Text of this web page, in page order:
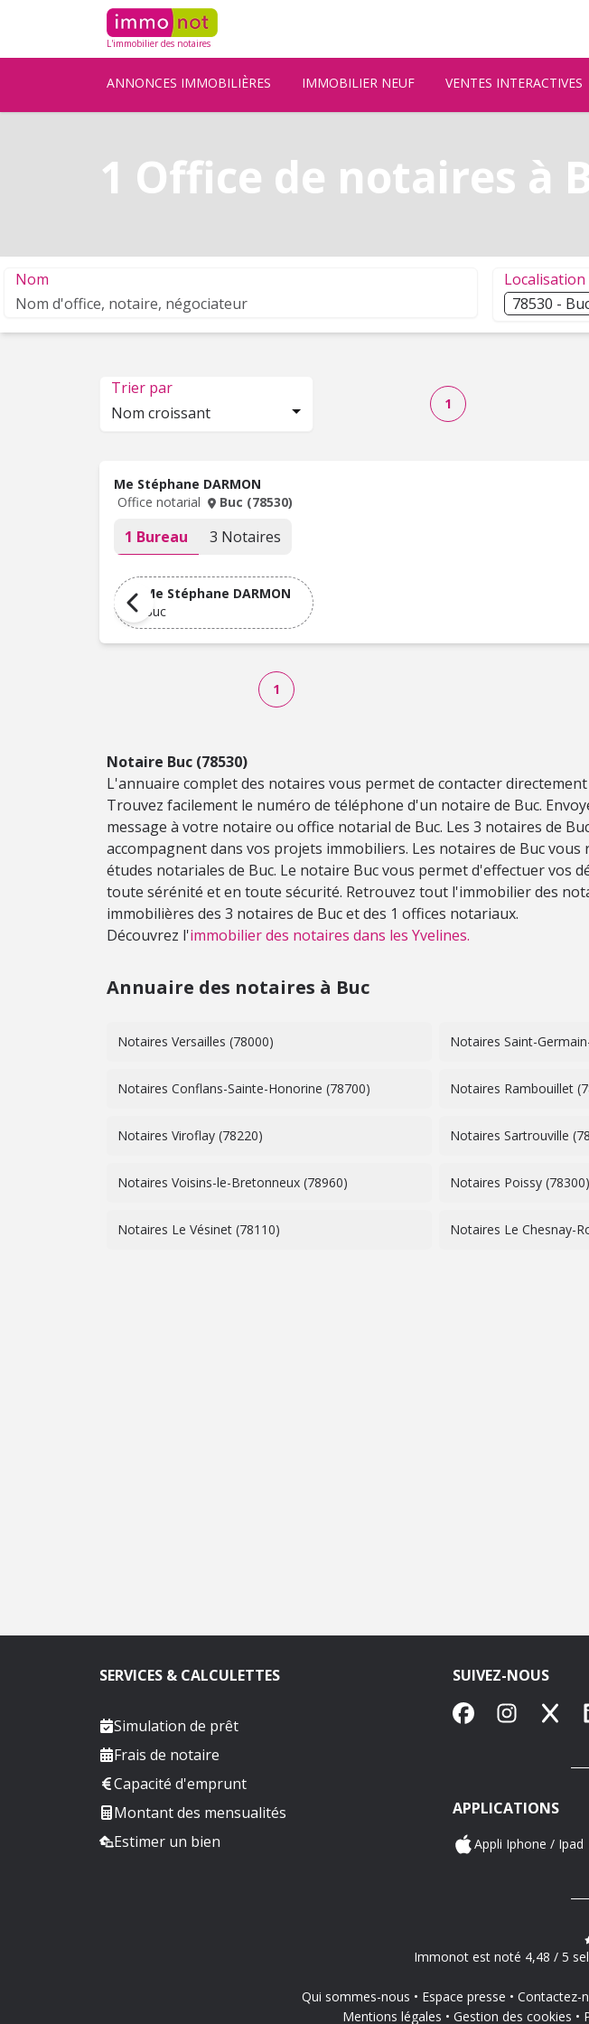
L'immobilier des notaires
ANNONCES IMMOBILIÈRES IMMOBILIER NEUF VENTES INTERACTIVES
1 Office de notaires à
Nom
Localisation
78530 -
Sélection
Trier par
Nom croissant
1
Me Stéphane DARMON
Office notarial
Buc (78530)
1 Bureau 3 Notaires
Me Stéphane DARMON
Buc
1
Notaire Buc (78530)
L'annuaire complet des notaires vous permet de contacter
Trouvez facilement le numéro de téléphone d'un notaire de Buc.
message à votre notaire ou office notarial de Buc. Les 3 notaires de
accompagnent dans vos projets immobiliers. Les notaires de Buc vous
études notariales de Buc. Le notaire Buc vous permet d'effectuer vos
toute sérénité et en toute sécurité. Retrouvez tout l'immobilier des
immobilières des 3 notaires de Buc et des 1 offices notariaux.
Découvrez l'immobilier des notaires dans les Yvelines.
Annuaire des notaires à Buc
Notaires Versailles (78000) Notaires Saint-
Notaires Conflans-Sainte-Honorine (78700) Notaires Rambouillet
Notaires Viroflay (78220) Notaires Sartrouville
Notaires Voisins-le-Bretonneux (78960) Notaires Poissy (78300)
Notaires Le Vésinet (78110) Notaires Le Chesnay-
SERVICES & CALCULETTES
Simulation de prêt
Frais de notaire
Capacité d'emprunt
Montant des mensualités
Estimer un bien
SUIVEZ-NOUS
FacebookInstagram
X
APPLICATIONS
Appli Iphone / Ipad
Immonot est noté 4,48 / 5
Qui sommes-nous Espace presse Contactez-
Mentions légales
Gestion des cookies